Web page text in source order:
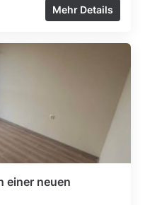
Mehr Details
einer neuen